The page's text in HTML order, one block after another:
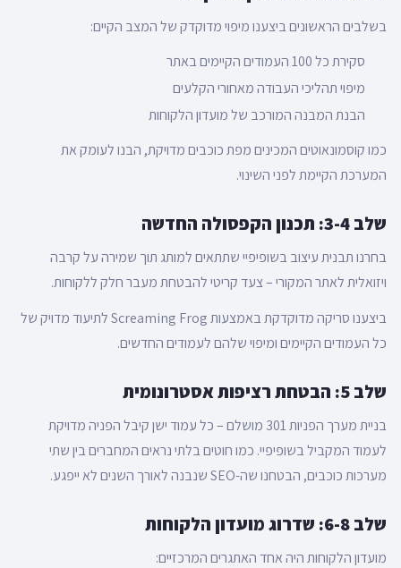
בשלבים הראשונים ביצענו מיפוי מדוקדק של המצב הקיים:
סקירת כל 100 העמודים הקיימים באתר
מיפוי תהליכי העבודה מאחורי הקלעים
הבנת המבנה המורכב של מועדון הלקוחות
כמו קוסמונאוטים המכינים מפת כוכבים מדויקת, הבנו לעומק את
המערכת הקיימת לפני השינוי.
שלב 3-4: תכנון הקפסולה החדשה
בחרנו תבנית עיצוב בשופיפיי שתתאים למותג תוך שמירה על קרבה
ויזואלית לאתר המקורי – צעד קריטי להבטחת מעבר חלק ללקוחות.
ביצענו סריקה מדוקדקת באמצעות Screaming Frog לתיעוד מדויק של
כל העמודים הקיימים ומיפוי שלהם לעמודים החדשים.
שלב 5: הבטחת רציפות אסטרונומית
בניית מערך הפניות 301 מושלם – כל עמוד ישן קיבל הפניה מדויקת
לעמוד המקביל בשופיפיי. כמו חוטים בלתי נראים המחברים בין שתי
מערכות כוכבים, הבטחנו שה-SEO שנבנה לאורך השנים לא ייפגע.
שלב 6-8: שדרוג מועדון הלקוחות
מועדון הלקוחות היה אחד האתגרים המרכזיים: